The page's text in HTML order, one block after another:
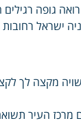
גופה
ישראל
מקצה לך
מרכז העיר